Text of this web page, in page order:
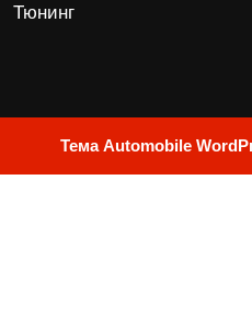
Тюнинг
Тема Automobile